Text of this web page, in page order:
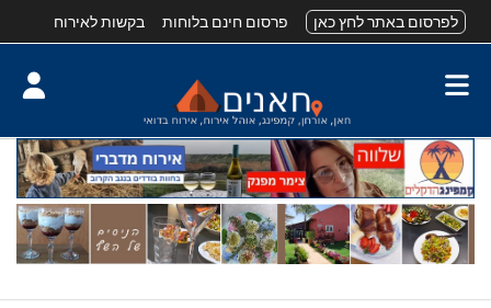
לפרסום באתר לחץ כאן פרסום חינם בלוחות בקשות לאירוח